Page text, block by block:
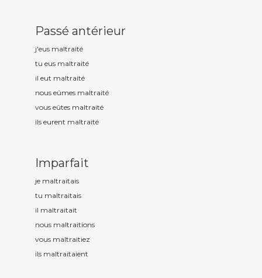
Passé antérieur
j'eus maltraité
tu eus maltraité
il eut maltraité
nous eûmes maltraité
vous eûtes maltraité
ils eurent maltraité
Imparfait
je maltraitais
tu maltraitais
il maltraitait
nous maltraitions
vous maltraitiez
ils maltraitaient